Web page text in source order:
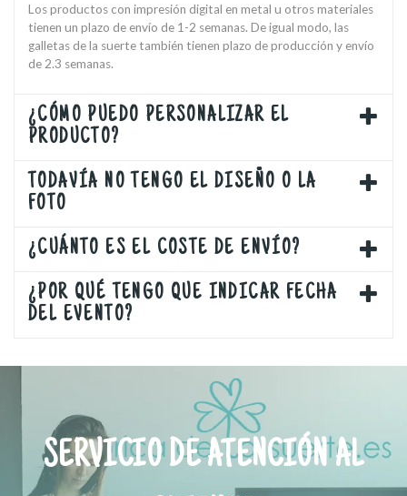
Los productos con impresión digital en metal u otros materiales
tienen un plazo de envío de 1-2 semanas. De igual modo, las
galletas de la suerte también tienen plazo de producción y envío
de 2.3 semanas.
¿CÓMO PUEDO PERSONALIZAR EL
PRODUCTO?
TODAVÍA NO TENGO EL DISEÑO O LA
FOTO
¿CUÁNTO ES EL COSTE DE ENVÍO?
¿POR QUÉ TENGO QUE INDICAR FECHA
DEL EVENTO?
SERVICIO DE ATENCIÓN AL